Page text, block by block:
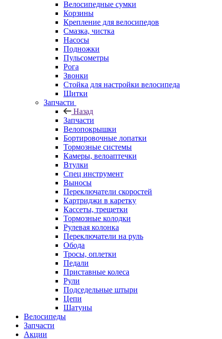
Велосипедные сумки
Корзины
Крепление для велосипедов
Смазка, чистка
Насосы
Подножки
Пульсометры
Рога
Звонки
Стойка для настройки велосипеда
Щитки
Запчасти
Назад
Запчасти
Велопокрышки
Бортировочные лопатки
Тормозные системы
Камеры, велоаптечки
Втулки
Спец инструмент
Выносы
Переключатели скоростей
Картриджи в каретку
Кассеты, трещетки
Тормозные колодки
Рулевая колонка
Переключатели на руль
Обода
Тросы, оплетки
Педали
Приставные колеса
Рули
Подседельные штыри
Цепи
Шатуны
Велосипеды
Запчасти
Акции